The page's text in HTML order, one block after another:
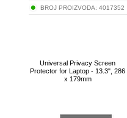
BROJ PROIZVODA: 4017352
Universal Privacy Screen
Protector for Laptop - 13.3", 286
x 179mm